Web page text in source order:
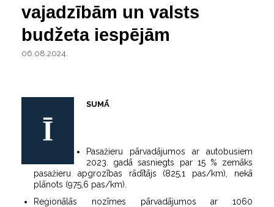
vajadzībām un valsts
budžeta iespējām
06.08.2024.
Ī
SUMĀ
Pasažieru pārvadājumos ar autobusiem
2023. gadā sasniegts par 15 % zemāks
pasažieru apgrozības rādītājs (825,1 pas/km), nekā
plānots (975,6 pas/km).
Reģionālās nozīmes pārvadājumos ar 1060